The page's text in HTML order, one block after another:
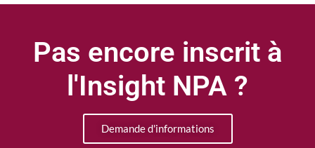
Pas encore inscrit à
l'Insight NPA ?
Demande d'informations